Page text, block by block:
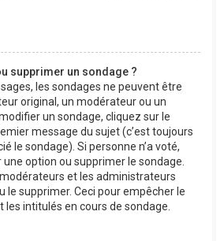
supprimer un sondage ?
les sondages ne peuvent être
original, un modérateur ou un
un sondage, cliquez sur le
message du sujet (c’est toujours
le sondage). Si personne n’a voté,
une option ou supprimer le sondage.
et les administrateurs
le supprimer. Ceci pour empêcher le
intitulés en cours de sondage.